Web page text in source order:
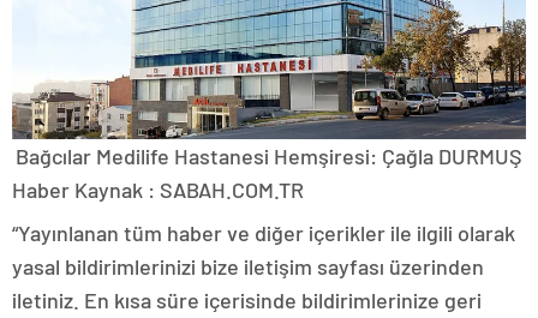
Bağcılar Medilife Hastanesi Hemşiresi: Çağla DURMUŞ
Haber Kaynak : SABAH.COM.TR
“Yayınlanan tüm haber ve diğer içerikler ile ilgili olarak
yasal bildirimlerinizi bize iletişim sayfası üzerinden
iletiniz. En kısa süre içerisinde bildirimlerinize geri